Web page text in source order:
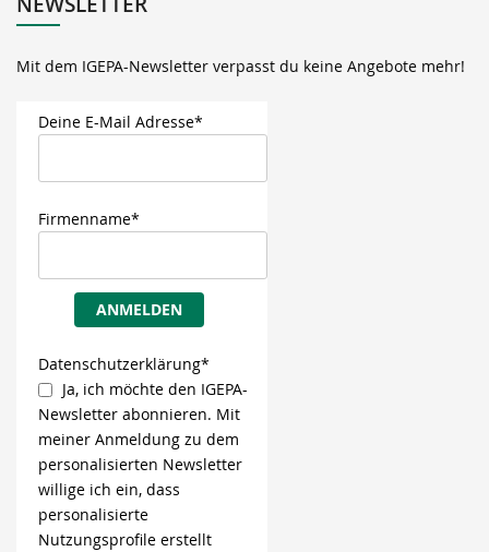
Mit dem IGEPA-Newsletter verpasst du keine Angebote mehr!
Deine E-Mail Adresse*
Firmenname*
ANMELDEN
Datenschutzerklärung*
Ja, ich möchte den IGEPA-
Newsletter abonnieren. Mit
meiner Anmeldung zu dem
personalisierten Newsletter
willige ich ein, dass
personalisierte
Nutzungsprofile erstellt